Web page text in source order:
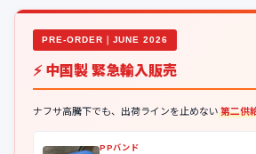
PRE-ORDER｜JUNE 2026
⚡ 中国製 緊急輸入販売
ナフサ高騰下でも、出荷ラインを止めない第二供
PPバンド